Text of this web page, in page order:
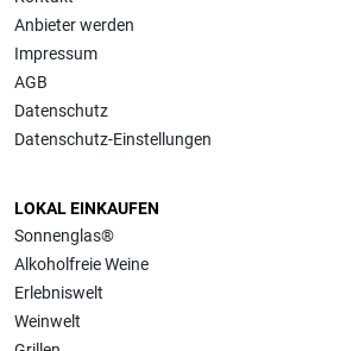
Anbieter werden
Impressum
AGB
Datenschutz
Datenschutz-Einstellungen
LOKAL EINKAUFEN
Sonnenglas®
Alkoholfreie Weine
Erlebniswelt
Weinwelt